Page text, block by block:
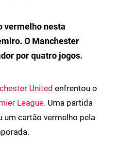
vermelho nesta
O Manchester
por quatro jogos.
United enfrentou o
League. Uma partida
um cartão vermelho pela